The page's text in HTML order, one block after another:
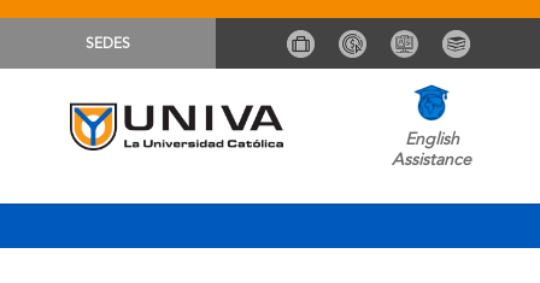
SEDES
English
Assistance